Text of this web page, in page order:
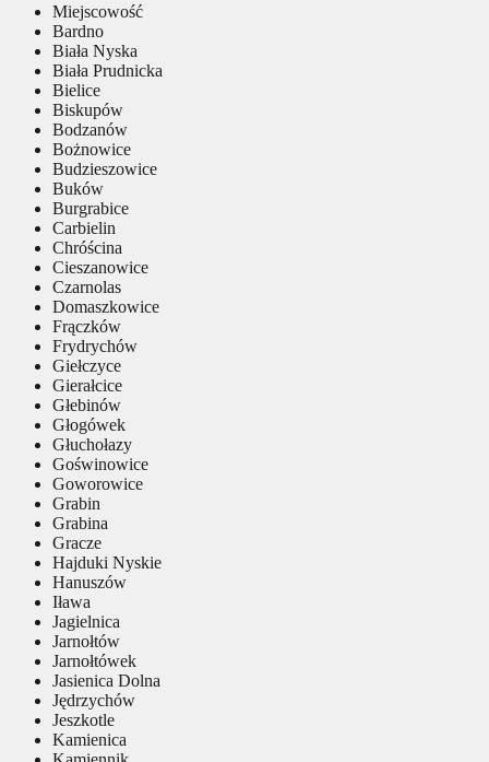
Miejscowość
Bardno
Biała Nyska
Biała Prudnicka
Bielice
Biskupów
Bodzanów
Bożnowice
Budzieszowice
Buków
Burgrabice
Carbielin
Chróścina
Cieszanowice
Czarnolas
Domaszkowice
Frączków
Frydrychów
Giełczyce
Gierałcice
Głebinów
Głogówek
Głuchołazy
Goświnowice
Goworowice
Grabin
Grabina
Gracze
Hajduki Nyskie
Hanuszów
Iława
Jagielnica
Jarnołtów
Jarnołtówek
Jasienica Dolna
Jędrzychów
Jeszkotle
Kamienica